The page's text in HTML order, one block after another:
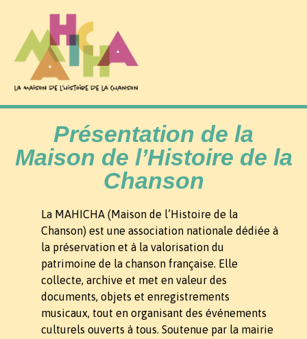
Présentation de la
Maison de l’Histoire de la
Chanson
La MAHICHA (Maison de l’Histoire de la
Chanson) est une association nationale dédiée à
la préservation et à la valorisation du
patrimoine de la chanson française. Elle
collecte, archive et met en valeur des
documents, objets et enregistrements
musicaux, tout en organisant des événements
culturels ouverts à tous. Soutenue par la mairie